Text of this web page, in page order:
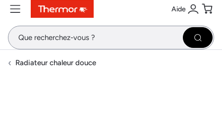
ContenuMenuRecherche Aide
Se
Radiateur chaleur douce